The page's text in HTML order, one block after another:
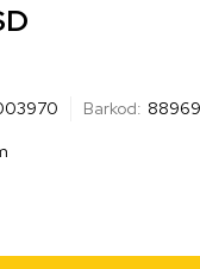
Barkod: